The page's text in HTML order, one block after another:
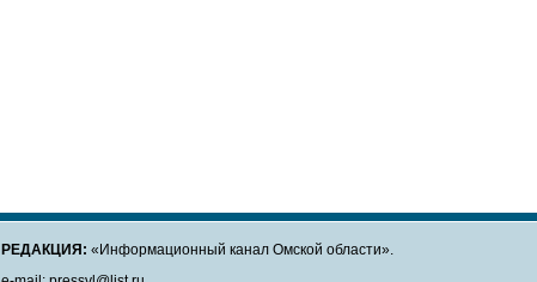
РЕДАКЦИЯ: «Информационный канал Омской области».